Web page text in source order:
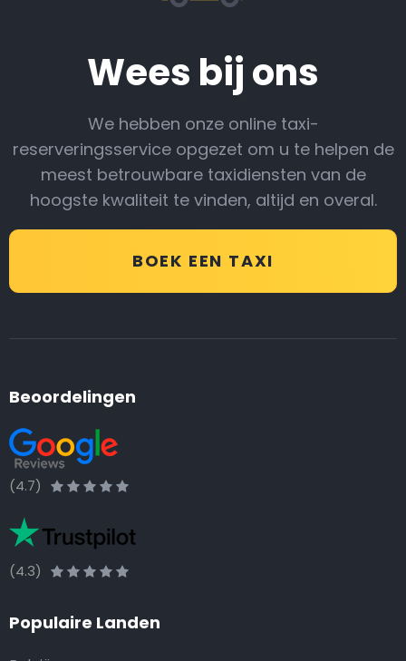
Wees bij ons
We hebben onze online taxi-
reserveringsservice opgezet om u te helpen de
meest betrouwbare taxidiensten van de
hoogste kwaliteit te vinden, altijd en overal.
BOEK EEN TAXI
Beoordelingen
(4.7)
(4.3)
Populaire Landen